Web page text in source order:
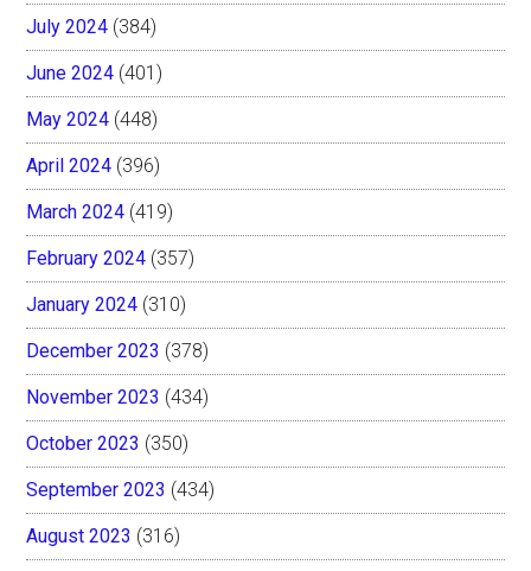
July 2024 (384)
June 2024 (401)
May 2024 (448)
April 2024 (396)
March 2024 (419)
February 2024 (357)
January 2024 (310)
December 2023 (378)
November 2023 (434)
October 2023 (350)
September 2023 (434)
August 2023 (316)